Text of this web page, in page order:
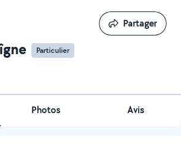
Particulier
Partager
Partager
Photos Avis